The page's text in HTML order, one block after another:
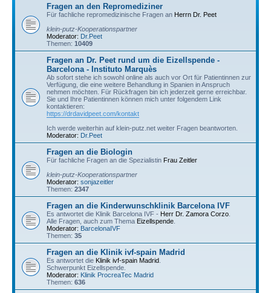
Fragen an den Repromediziner
Für fachliche repromedizinische Fragen an Herrn Dr. Peet
klein-putz-Kooperationspartner
Moderator: Dr.Peet
Themen: 10409
Fragen an Dr. Peet rund um die Eizellspende -
Barcelona - Instituto Marquès
Ab sofort stehe ich sowohl online als auch vor Ort für Patientinnen zur
Verfügung, die eine weitere Behandlung in Spanien in Anspruch
nehmen möchten. Für Rückfragen bin ich jederzeit gerne erreichbar.
Sie und Ihre Patientinnen können mich unter folgendem Link
kontaktieren:
https://drdavidpeet.com/kontakt
Ich werde weiterhin auf klein-putz.net weiter Fragen beantworten.
Moderator: Dr.Peet
Fragen an die Biologin
Für fachliche Fragen an die Spezialistin Frau Zeitler
klein-putz-Kooperationspartner
Moderator: sonjazeitler
Themen: 2347
Fragen an die Kinderwunschklinik Barcelona IVF
Es antwortet die Klinik Barcelona IVF - Herr Dr. Zamora Corzo
Alle Fragen, auch zum Thema Eizellspende
Moderator: BarcelonaIVF
Themen: 35
Fragen an die Klinik ivf-spain Madrid
Es antwortet die Klinik ivf-spain Madrid
Schwerpunkt Eizellspende.
Moderator: Klinik ProcreaTec Madrid
Themen: 636